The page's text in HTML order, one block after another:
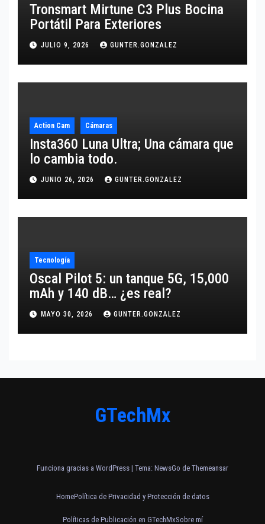
Tronsmart Mirtune C3 Plus Bocina
Portátil Para Exteriores
JULIO 9, 2026 GUNTER.GONZALEZ
Action Cam Cámaras
Insta360 Luna Ultra; Una cámara que
lo cambia todo.
JUNIO 26, 2026 GUNTER.GONZALEZ
Tecnología
Oscal Pilot 5: un tanque 5G, 15,000
mAh y 140 dB… ¿es real?
MAYO 30, 2026 GUNTER.GONZALEZ
GTechMx
Funciona gracias a WordPress | Tema: NewsGo de Themeansar
HomePolítica de Privacidad y Protección de datos
Políticas de Publicación en GTechMxSobre mí